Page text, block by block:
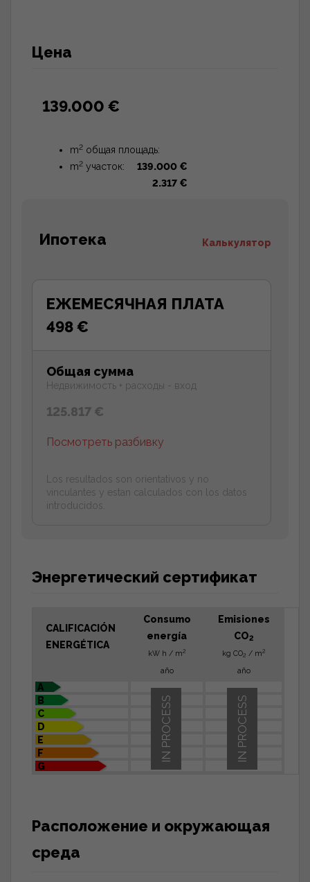
Цена
139.000 €
m2 общая площадь:
139.000 €
m2 участок:
2.317 €
Ипотека Калькулятор
ЕЖЕМЕСЯЧНАЯ ПЛАТА
498 €
Общая сумма
Недвижимость + расходы - вход
125.817 €
Посмотреть разбивку
Los resultados son orientativos y no
vinculantes y estan calculados con los datos
introducidos.
Энергетический сертификат
CALIFICACIÓN
ENERGÉTICA
Consumo
energía
kW h / m2
año
Emisiones
CO2
kg CO2 / m2
año
A
B
C
D
E
F
G
IN PROCESS
IN PROCESS
Расположение и окружающая
среда